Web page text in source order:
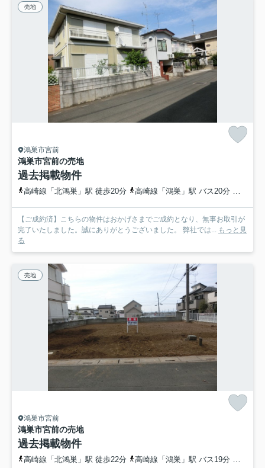
売地
鴻巣市宮前
鴻巣市宮前の売地
過去掲載物件
高崎線「北鴻巣」駅 徒歩20分 高崎線「鴻巣」駅 バス20分 埼玉県鴻巣市「箕田幼稚園前」 停歩4分
【ご成約済】こちらの物件はおかげさまでご成約となり、無事お取引が
完了いたしました。誠にありがとうございました。 弊社では... もっと見
る
売地
鴻巣市宮前
鴻巣市宮前の売地
過去掲載物件
高崎線「北鴻巣」駅 徒歩22分 高崎線「鴻巣」駅 バス19分 埼玉県鴻巣市「関東工業自動車大学校前」 停歩3分